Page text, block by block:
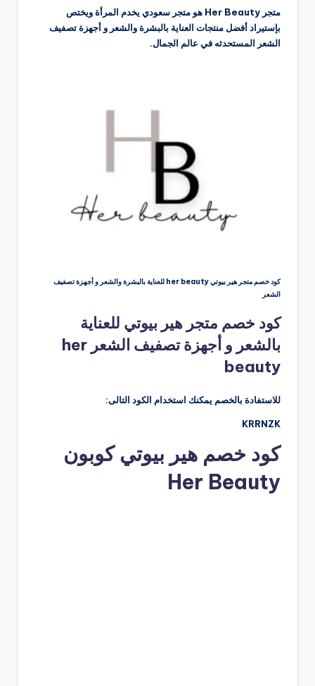
متجر Her Beauty هو متجر سعودي يخدم المرأة ويختص
بإستيراد أفضل منتجات العناية بالبشرة والشعر و أجهزة تصفيف
الشعر المستحدثه في عالم الجمال.
كود خصم متجر هير بيوتي her beauty للعناية بالبشرة والشعر و أجهزة تصفيف
الشعر
كود خصم متجر هير بيوتي للعناية
بالشعر و أجهزة تصفيف الشعر her
beauty
للاستفادة بالخصم يمكنك استخدام الكود التالى:
KRRNZK
كود خصم هير بيوتي كوبون
Her Beauty